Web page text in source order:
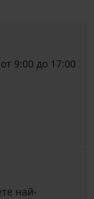
9:00 до 17:00
най-